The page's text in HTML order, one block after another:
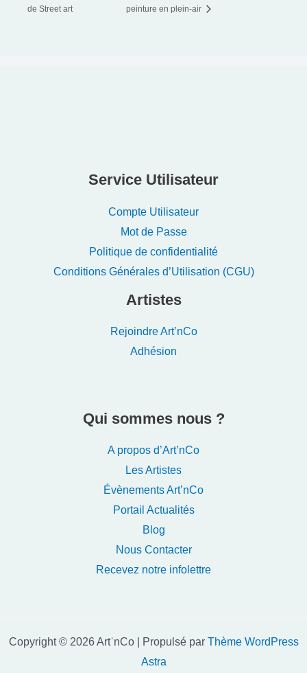
de Street art
peinture en plein-air
Service Utilisateur
Compte Utilisateur
Mot de Passe
Politique de confidentialité
Conditions Générales d’Utilisation (CGU)
Artistes
Rejoindre Art’nCo
Adhésion
Qui sommes nous ?
A propos d’Art’nCo
Les Artistes
Évènements Art’nCo
Portail Actualités
Blog
Nous Contacter
Recevez notre infolettre
Copyright © 2026 ArtˈnCo | Propulsé par Thème WordPress
Astra